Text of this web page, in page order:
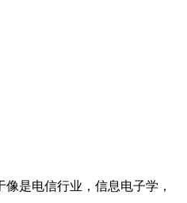
是电信行业，信息电子学，